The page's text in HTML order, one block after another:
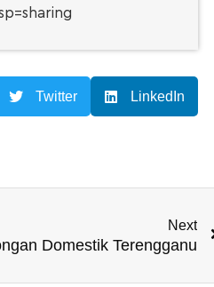
Twitter LinkedIn
Next
Domestik Terengganu